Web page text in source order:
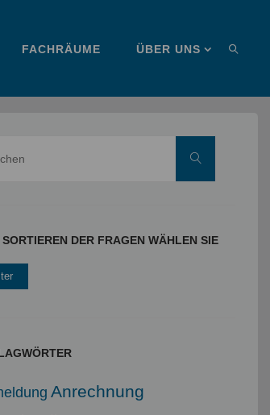
FACHRÄUME ÜBER UNS
Suchen
DER FRAGEN WÄHLEN SIE
Anrechnung